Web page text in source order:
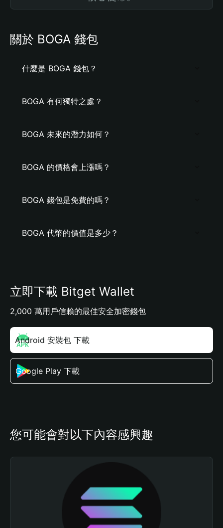
關於 BOGA 錢包
什麼是 BOGA 錢包？
BOGA 有何獨特之處？
BOGA 未來的潛力如何？
BOGA 的價格會上漲嗎？
BOGA 錢包是免費的嗎？
BOGA 代幣的價值是多少？
立即下載 Bitget Wallet
2,000 萬用戶信賴的最佳安全加密錢包
Android 安裝包 下載
Google Play 下載
您可能會對以下內容感興趣